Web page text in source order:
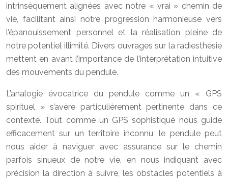
intrinsèquement alignées avec notre « vrai » chemin de
vie, facilitant ainsi notre progression harmonieuse vers
l’épanouissement personnel et la réalisation pleine de
notre potentiel illimité. Divers ouvrages sur la radiesthésie
mettent en avant l’importance de l’interprétation intuitive
des mouvements du pendule.
L’analogie évocatrice du pendule comme un « GPS
spirituel » s’avère particulièrement pertinente dans ce
contexte. Tout comme un GPS sophistiqué nous guide
efficacement sur un territoire inconnu, le pendule peut
nous aider à naviguer avec assurance sur le chemin
parfois sinueux de notre vie, en nous indiquant avec
précision la direction à suivre, les obstacles potentiels à